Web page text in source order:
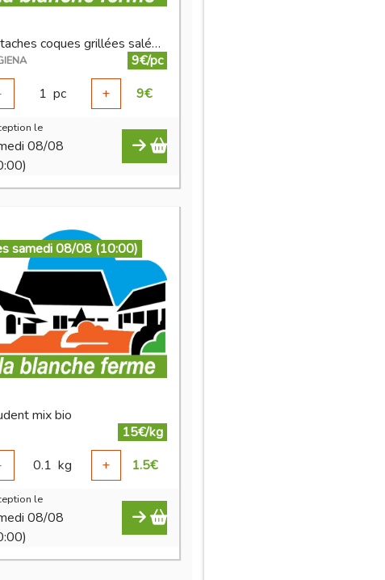
pistaches coques grillées salées 250 g
9€/pc
1 pc + 9€
le
08/08
samedi 08/08 (10:00)
mix bio
15€/kg
0.1 kg + 1.5€
le
08/08